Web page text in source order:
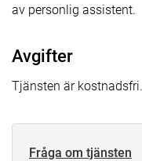
av personlig assistent.
Avgifter
Tjänsten är kostnadsfri.
Fråga om tjänsten